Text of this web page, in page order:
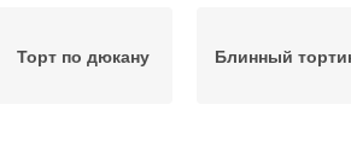
Торт по дюкану Блинный